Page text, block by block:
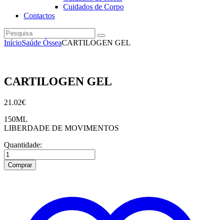
Cuidados de Corpo
Contactos
Pesquisa
instagramm
facebook
InícioSaúde ÓsseaCARTILOGEN GEL
CARTILOGEN GEL
21 .02€
150ML
LIBERDADE DE MOVIMENTOS
Quantidade:
Quantidade
de
CARTILOGEN
Comprar